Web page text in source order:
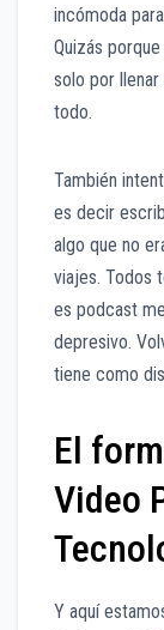
incómoda
Quizás
solo por
todo.
También
es decir
algo que no
viajes. Todos
es podcast
depresivo.
tiene como
El
Video
Y aquí